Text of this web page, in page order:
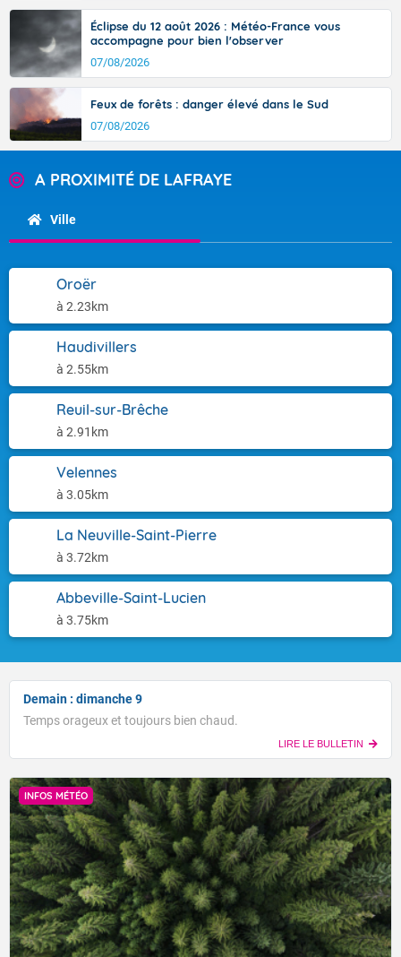
Éclipse du 12 août 2026 : Météo-France vous
accompagne pour bien l'observer
07/08/2026
Feux de forêts : danger élevé dans le Sud
07/08/2026
A PROXIMITÉ DE LAFRAYE
Ville
Oroër
à 2.23km
Haudivillers
à 2.55km
Reuil-sur-Brêche
à 2.91km
Velennes
à 3.05km
La Neuville-Saint-Pierre
à 3.72km
Abbeville-Saint-Lucien
à 3.75km
Demain : dimanche 9
Temps orageux et toujours bien chaud.
LIRE LE BULLETIN
INFOS MÉTÉO